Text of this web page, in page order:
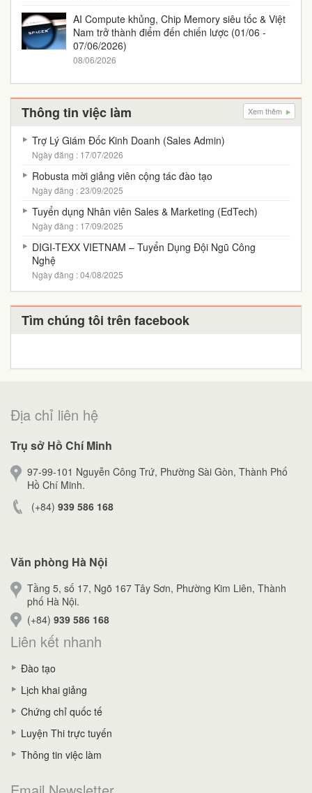
AI Compute khủng, Chip Memory siêu tốc & Việt
Nam trở thành điểm đến chiến lược (01/06 -
07/06/2026)
08/06/2026
Thông tin việc làm Xem thêm
Trợ Lý Giám Đốc Kinh Doanh (Sales Admin)
Ngày đăng : 17/07/2026
Robusta mời giảng viên cộng tác đào tạo
Ngày đăng : 23/09/2025
Tuyển dụng Nhân viên Sales & Marketing (EdTech)
Ngày đăng : 17/09/2025
DIGI-TEXX VIETNAM – Tuyển Dụng Đội Ngũ Công
Nghệ
Ngày đăng : 04/08/2025
Tìm chúng tôi trên facebook
Địa chỉ liên hệ
Trụ sở Hồ Chí Minh
97-99-101 Nguyễn Công Trứ, Phường Sài Gòn, Thành Phố
Hồ Chí Minh.
(+84) 939 586 168
Văn phòng Hà Nội
Tầng 5, số 17, Ngõ 167 Tây Sơn, Phường Kim Liên, Thành
phố Hà Nội.
(+84) 939 586 168
Liên kết nhanh
Đào tạo
Lịch khai giảng
Chứng chỉ quốc tế
Luyện Thi trực tuyến
Thông tin việc làm